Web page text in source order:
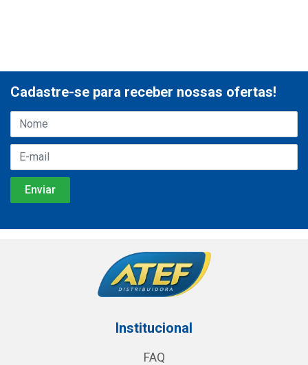
Cadastre-se para receber nossas ofertas!
Institucional
FAQ